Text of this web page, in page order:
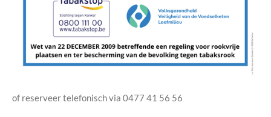
of reserveer telefonisch via 0477 41 56 56